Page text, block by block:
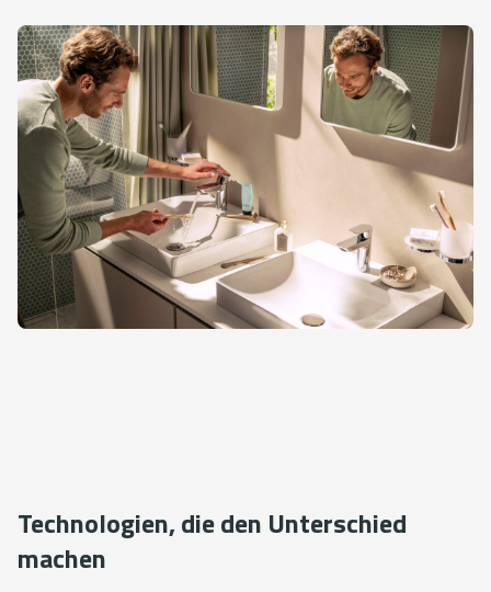
Technologien, die den Unterschied
machen